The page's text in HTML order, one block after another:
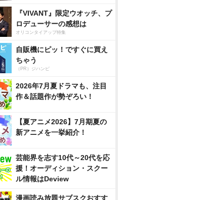
『VIVANT』限定ウオッチ、プ
ロデューサーの感想は
オリコンタイアップ特集
自販機にピッ！ですぐに買え
ちゃう
（PR）ジハンピ
2026年7月夏ドラマも、注目
作＆話題作が勢ぞろい！
【夏アニメ2026】7月期夏の
新アニメを一挙紹介！
芸能界を志す10代～20代を応
援！オーディション・スクー
ル情報はDeview
漫画読み放題サブスクおすす